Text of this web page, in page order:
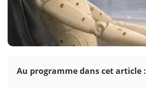
Au programme dans cet article :